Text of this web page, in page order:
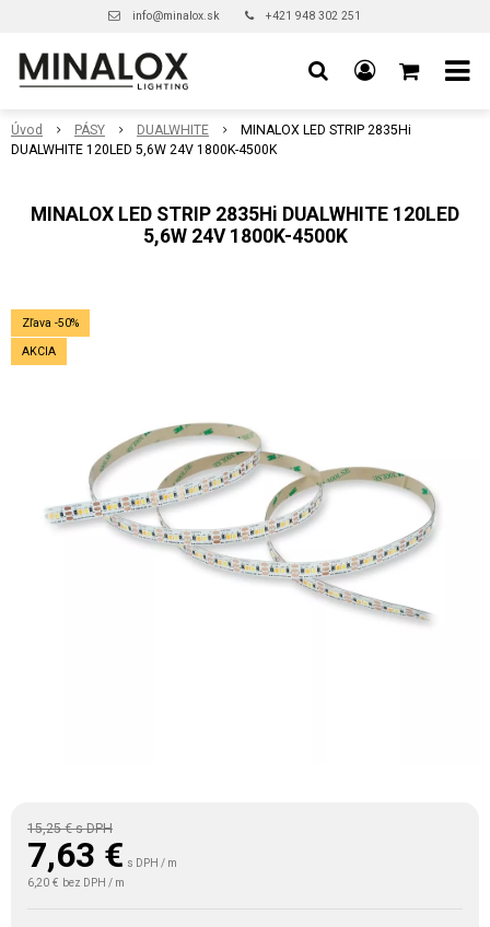
info@minalox.sk +421 948 302 251
Úvod PÁSY DUALWHITE
MINALOX LED STRIP 2835Hi
DUALWHITE 120LED 5,6W 24V 1800K-4500K
MINALOX LED STRIP 2835Hi DUALWHITE 120LED
5,6W 24V 1800K-4500K
Zľava -50%
AKCIA
15,25 €s DPH
7,63 € s DPH / m
6,20 € bez DPH / m